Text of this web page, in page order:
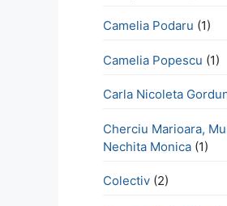
Camelia Podaru (1)
Camelia Popescu (1)
Carla Nicoleta
Cherciu Marioara,
Nechita Monica (1)
Colectiv (2)